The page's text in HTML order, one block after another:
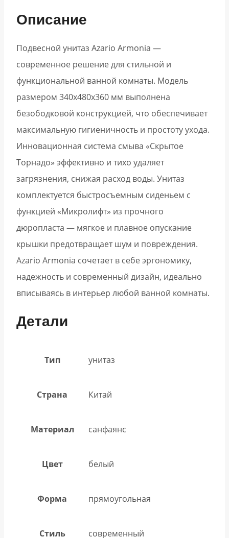
Описание
Подвесной унитаз Azario Armonia —
современное решение для стильной и
функциональной ванной комнаты. Модель
размером 340х480х360 мм выполнена
безободковой конструкцией, что обеспечивает
максимальную гигиеничность и простоту ухода.
Инновационная система смыва «Скрытое
Торнадо» эффективно и тихо удаляет
загрязнения, снижая расход воды. Унитаз
комплектуется быстросъемным сиденьем с
функцией «Микролифт» из прочного
дюропласта — мягкое и плавное опускание
крышки предотвращает шум и повреждения.
Azario Armonia сочетает в себе эргономику,
надежность и современный дизайн, идеально
вписываясь в интерьер любой ванной комнаты.
Детали
Тип унитаз
Страна Китай
Материал санфаянс
Цвет белый
Форма прямоугольная
Стиль современный